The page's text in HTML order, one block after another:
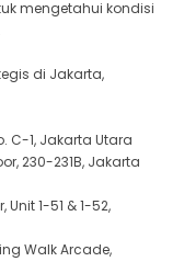
mengetahui kondisi
di Jakarta,
C-1, Jakarta Utara
230-231B, Jakarta
Unit 1-51 & 1-52,
Walk Arcade,